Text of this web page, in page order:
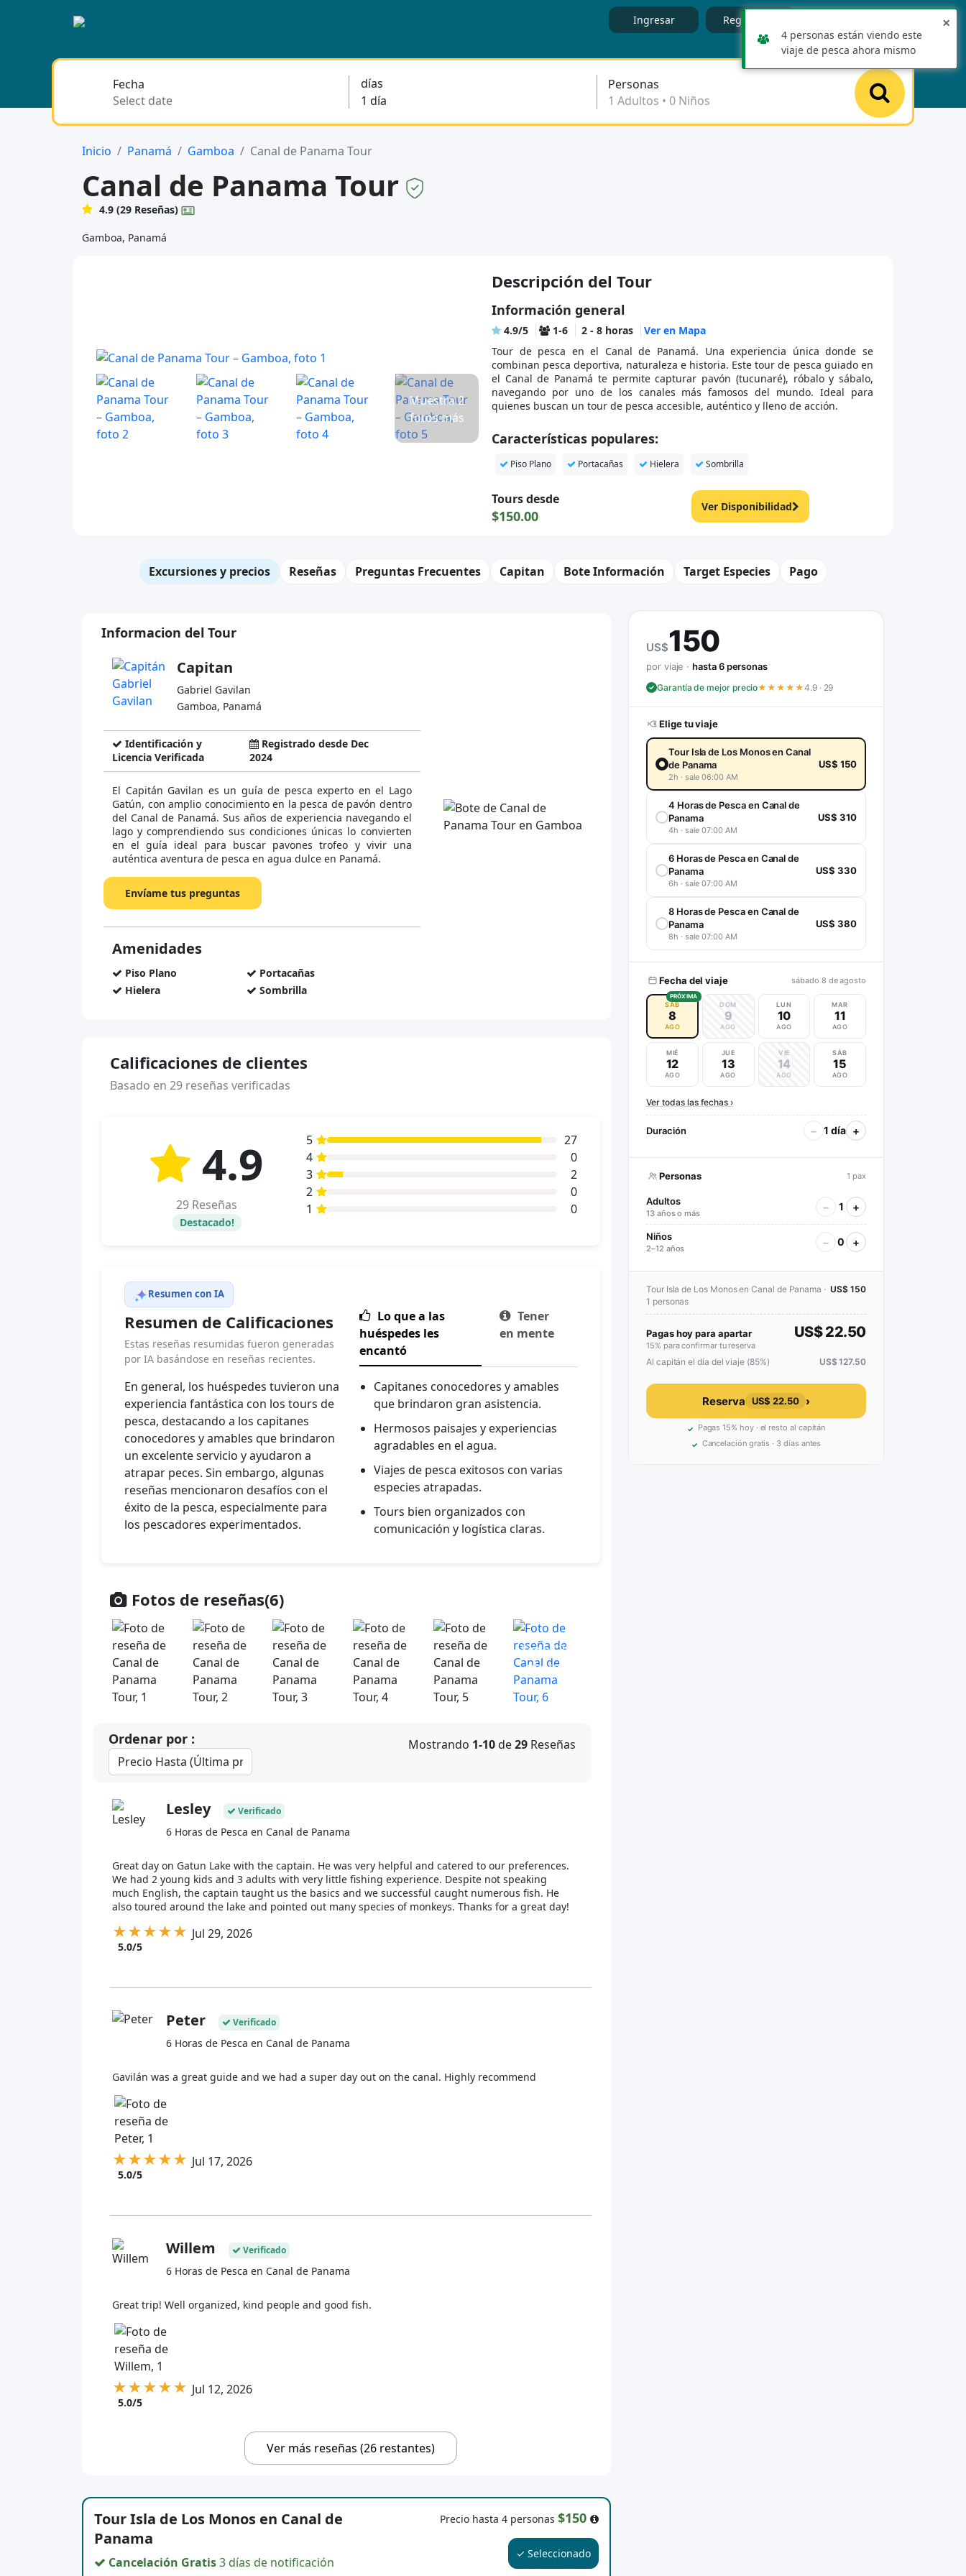
Ingresar Registrarse
Fecha días Personas
Inicio Panamá Gamboa Canal de Panama Tour
Canal de Panama Tour
4.9 (29 Reseñas)
Gamboa, Panamá
Muestra 2
fotos más
Descripción del Tour
Información general
4.9/5 1-6 2 - 8 horas
Ver en Mapa
Tour de pesca en el Canal de Panamá. Una experiencia única donde se
combinan pesca deportiva, naturaleza e historia. Este tour de pesca guiado en
el Canal de Panamá te permite capturar pavón (tucunaré), róbalo y sábalo,
navegando por uno de los canales más famosos del mundo. Ideal para
quienes buscan un tour de pesca accesible, auténtico y lleno de acción.
Características populares:
Piso Plano Portacañas Hielera Sombrilla
Tours desde
$150.00
Ver Disponibilidad
Excursiones y precios Reseñas Preguntas Frecuentes Capitan Bote Información Target Especies Pago
Informacion del Tour
Capitan
Gabriel Gavilan
Gamboa, Panamá
Identificación y
Licencia Verificada
Registrado desde Dec
2024
El Capitán Gavilan es un guía de pesca experto en el Lago
Gatún, con amplio conocimiento en la pesca de pavón dentro
del Canal de Panamá. Sus años de experiencia navegando el
lago y comprendiendo sus condiciones únicas lo convierten
en el guía ideal para buscar pavones trofeo y vivir una
auténtica aventura de pesca en agua dulce en Panamá.
Envíame tus preguntas
Amenidades
Piso Plano
Portacañas
Hielera
Sombrilla
Calificaciones de clientes
Basado en 29 reseñas verificadas
4.9
29 Reseñas
Destacado!
5
27
4
0
3
2
2
0
1
0
Resumen con IA
Resumen de Calificaciones
Estas reseñas resumidas fueron generadas
por IA basándose en reseñas recientes.
En general, los huéspedes tuvieron una
experiencia fantástica con los tours de
pesca, destacando a los capitanes
conocedores y amables que brindaron
un excelente servicio y ayudaron a
atrapar peces. Sin embargo, algunas
reseñas mencionaron desafíos con el
éxito de la pesca, especialmente para
los pescadores experimentados.

Lo que a las
huéspedes les
encantó
 Tener
en mente
Capitanes conocedores y amables
que brindaron gran asistencia.
Hermosos paisajes y experiencias
agradables en el agua.
Viajes de pesca exitosos con varias
especies atrapadas.
Tours bien organizados con
comunicación y logística claras.
Fotos de reseñas(6)
See all 28
photos
Ordenar por : Mostrando 1-10de29 Reseñas
Lesley Verificado
6 Horas de Pesca en Canal de Panama
Great day on Gatun Lake with the captain. He was very helpful and catered to our preferences.
We had 2 young kids and 3 adults with very little fishing experience. Despite not speaking
much English, the captain taught us the basics and we successful caught numerous fish. He
also toured around the lake and pointed out many species of monkeys. Thanks for a great day!
★★★★★
5.0/5
Jul 29, 2026
Peter Verificado
6 Horas de Pesca en Canal de Panama
Gavilán was a great guide and we had a super day out on the canal. Highly recommend
★★★★★
5.0/5
Jul 17, 2026
Willem Verificado
6 Horas de Pesca en Canal de Panama
Great trip! Well organized, kind people and good fish.
★★★★★
5.0/5
Jul 12, 2026
Ver más reseñas (26 restantes)
Tour Isla de Los Monos en Canal de
Panama
Cancelación Gratis3 días de notificación
Precio hasta 4 personas $150
✓ Seleccionado
US$150
por viaje ·hasta 6 personas
Garantía de mejor precio★★★★★4.9 · 29
Elige tu viaje
Tour Isla de Los Monos en Canal
de Panama
2h · sale 06:00 AM
US$ 150
4 Horas de Pesca en Canal de
Panama
4h · sale 07:00 AM
US$ 310
6 Horas de Pesca en Canal de
Panama
6h · sale 07:00 AM
US$ 330
8 Horas de Pesca en Canal de
Panama
8h · sale 07:00 AM
US$ 380
Fecha del viaje sábado 8 de agosto
SÁB
8
AGO
PRÓXIMA
DOM
9
AGO
LUN
10
AGO
MAR
11
AGO
MIÉ
12
AGO
JUE
13
AGO
VIE
14
AGO
SÁB
15
AGO
Ver todas las fechas ›
Duración − 1 día +
Personas 1 pax
Adultos
13 años o más − 1 +
Niños
2–12 años − 0 +
Tour Isla de Los Monos en Canal de Panama ·
1 personas
US$ 150
Pagas hoy para apartar
15% para confirmar tu reserva
US$ 22.50
Al capitán el día del viaje (85%) US$ 127.50
Reserva US$ 22.50 ›
Pagas 15% hoy · el resto al capitán
Cancelación gratis · 3 días antes
×
4 personas están viendo este
viaje de pesca ahora mismo